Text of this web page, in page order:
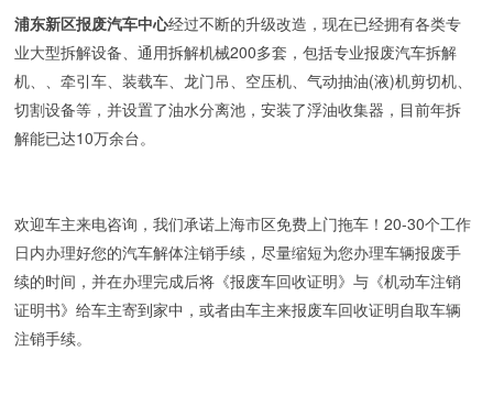
浦东新区报废汽车中心经过不断的升级改造，现在已经拥有各类专
业大型拆解设备、通用拆解机械200多套，包括专业报废汽车拆解
机、、牵引车、装载车、龙门吊、空压机、气动抽油(液)机剪切机、
切割设备等，并设置了油水分离池，安装了浮油收集器，目前年拆
解能已达10万余台。
欢迎车主来电咨询，我们承诺上海市区免费上门拖车！20-30个工作
日内办理好您的汽车解体注销手续，尽量缩短为您办理车辆报废手
续的时间，并在办理完成后将《报废车回收证明》与《机动车注销
证明书》给车主寄到家中，或者由车主来报废车回收证明自取车辆
注销手续。